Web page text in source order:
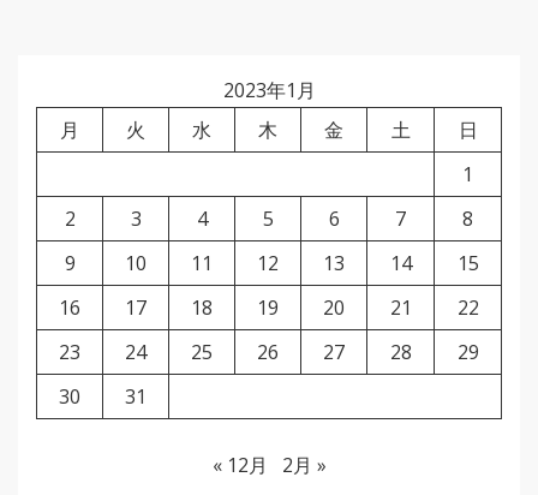
2023年1月
月
火 水 木 金 土
日
1
2
3 4 5 6 7
8
9
10 11 12 13 14
15
16
17 18 19 20 21
22
23
24 25 26 27 28
29
30
31
« 12月 2月 »